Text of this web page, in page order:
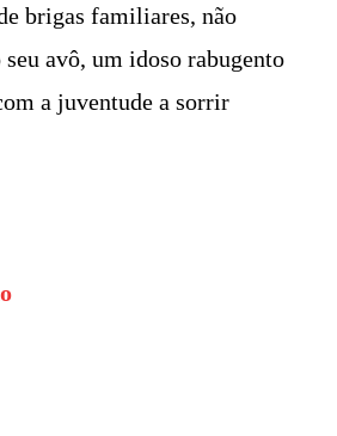
brigas familiares, não
avô, um idoso rabugento
a juventude a sorrir